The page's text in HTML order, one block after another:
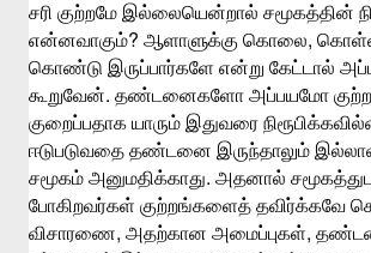
சரி குற்றமே இல்லையென்றால் சமூகத்தின்
என்னவாகும்? ஆளாளுக்கு கொலை,
கொண்டு இருப்பார்களே என்று கேட்டால்
கூறுவேன். தண்டனைகளோ அப்பயமோ
குறைப்பதாக யாரும் இதுவரை
ஈடுபடுவதை தண்டனை இருந்தாலும்
சமூகம் அனுமதிக்காது. அதனால்
போகிறவர்கள் குற்றங்களைத் தவிர்க்கவே
விசாரணை, அதற்கான அமைப்புகள்,